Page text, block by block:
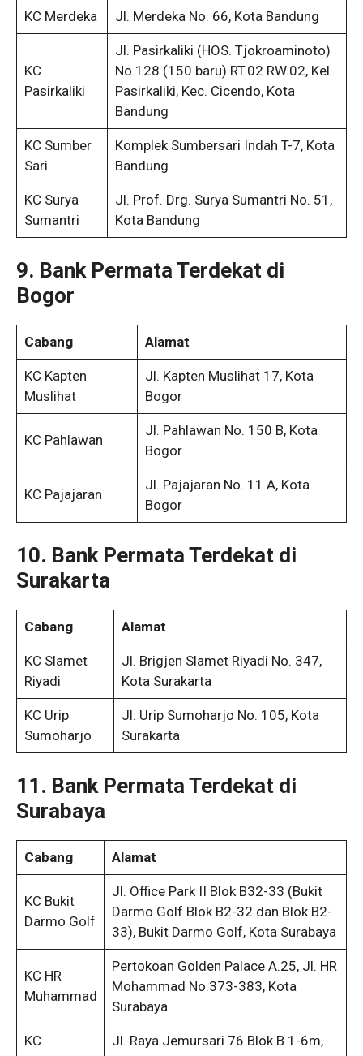
KC Merdeka Jl. Merdeka No. 66, Kota Bandung
KC
Pasirkaliki
Jl. Pasirkaliki (HOS. Tjokroaminoto)
No.128 (150 baru) RT.02 RW.02, Kel.
Pasirkaliki, Kec. Cicendo, Kota
Bandung
KC Sumber
Sari
Komplek Sumbersari Indah T-7, Kota
Bandung
KC Surya
Sumantri
Jl. Prof. Drg. Surya Sumantri No. 51,
Kota Bandung
9. Bank Permata Terdekat di
Bogor
Cabang Alamat
KC Kapten
Muslihat
Jl. Kapten Muslihat 17, Kota
Bogor
KC Pahlawan
Jl. Pahlawan No. 150 B, Kota
Bogor
KC Pajajaran
Jl. Pajajaran No. 11 A, Kota
Bogor
10. Bank Permata Terdekat di
Surakarta
Cabang Alamat
KC Slamet
Riyadi
Jl. Brigjen Slamet Riyadi No. 347,
Kota Surakarta
KC Urip
Sumoharjo
Jl. Urip Sumoharjo No. 105, Kota
Surakarta
11. Bank Permata Terdekat di
Surabaya
Cabang Alamat
KC Bukit
Darmo Golf
Jl. Office Park II Blok B32-33 (Bukit
Darmo Golf Blok B2-32 dan Blok B2-
33), Bukit Darmo Golf, Kota Surabaya
KC HR
Muhammad
Pertokoan Golden Palace A.25, Jl. HR
Mohammad No.373-383, Kota
Surabaya
KC
Jl. Raya Jemursari 76 Blok B 1-6m,